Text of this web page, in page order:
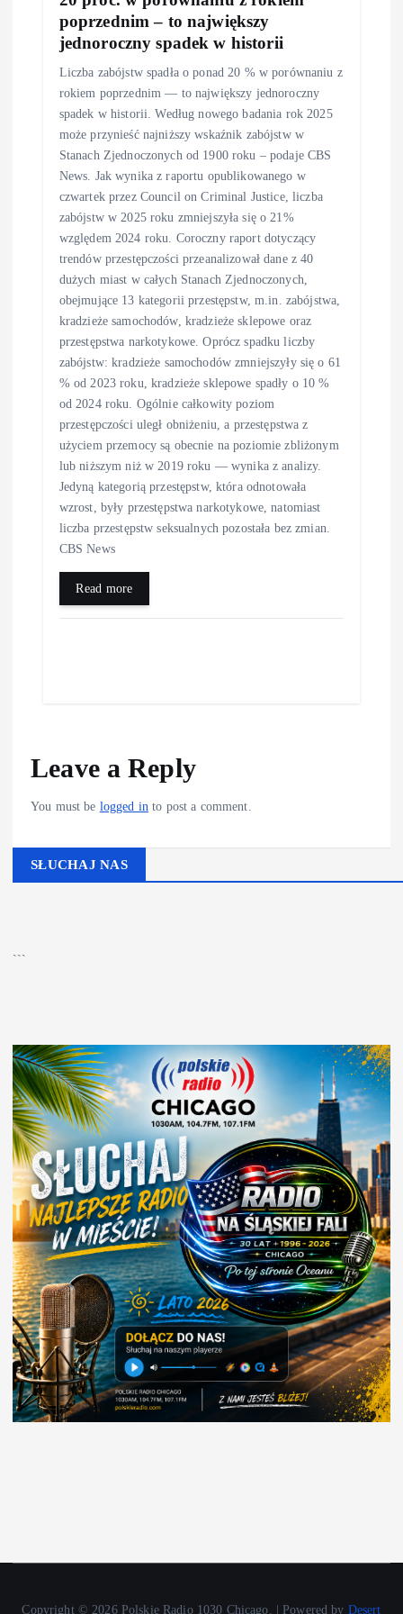
poprzednim – to największy
jednoroczny spadek w historii
Liczba zabójstw spadła o ponad 20 % w porównaniu z
rokiem poprzednim — to największy jednoroczny
spadek w historii. Według nowego badania rok 2025
może przynieść najniższy wskaźnik zabójstw w
Stanach Zjednoczonych od 1900 roku – podaje CBS
News. Jak wynika z raportu opublikowanego w
czwartek przez Council on Criminal Justice, liczba
zabójstw w 2025 roku zmniejszyła się o 21%
względem 2024 roku. Coroczny raport dotyczący
trendów przestępczości przeanalizował dane z 40
dużych miast w całych Stanach Zjednoczonych,
obejmujące 13 kategorii przestępstw, m.in. zabójstwa,
kradzieże samochodów, kradzieże sklepowe oraz
przestępstwa narkotykowe. Oprócz spadku liczby
zabójstw: kradzieże samochodów zmniejszyły się o 61
% od 2023 roku, kradzieże sklepowe spadły o 10 %
od 2024 roku. Ogólnie całkowity poziom
przestępczości uległ obniżeniu, a przestępstwa z
użyciem przemocy są obecnie na poziomie zbliżonym
lub niższym niż w 2019 roku — wynika z analizy.
Jedyną kategorią przestępstw, która odnotowała
wzrost, były przestępstwa narkotykowe, natomiast
liczba przestępstw seksualnych pozostała bez zmian.
CBS News
Read more
Leave a Reply
You must be logged in to post a comment.
SŁUCHAJ NAS
```
Copyright © 2026 Polskie Radio 1030 Chicago. | Powered by Desert